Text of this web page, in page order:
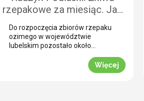
rzepakowe za miesiąc. Jak
prawidłowo przeprowadzić
desykację? (WIDEO)
Do rozpoczęcia zbiorów rzepaku
ozimego w województwie
lubelskim pozostało około
moment na zaplanowanie
Więcej